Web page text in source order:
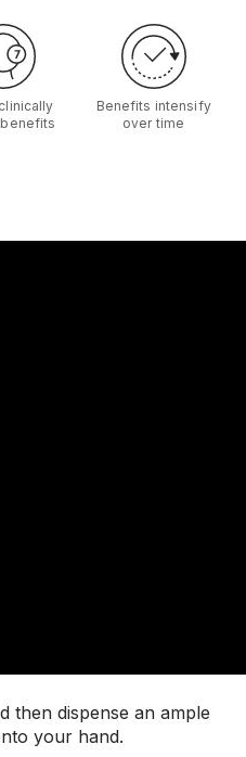
Benefits intensify
over time
then dispense an ample
your hand.